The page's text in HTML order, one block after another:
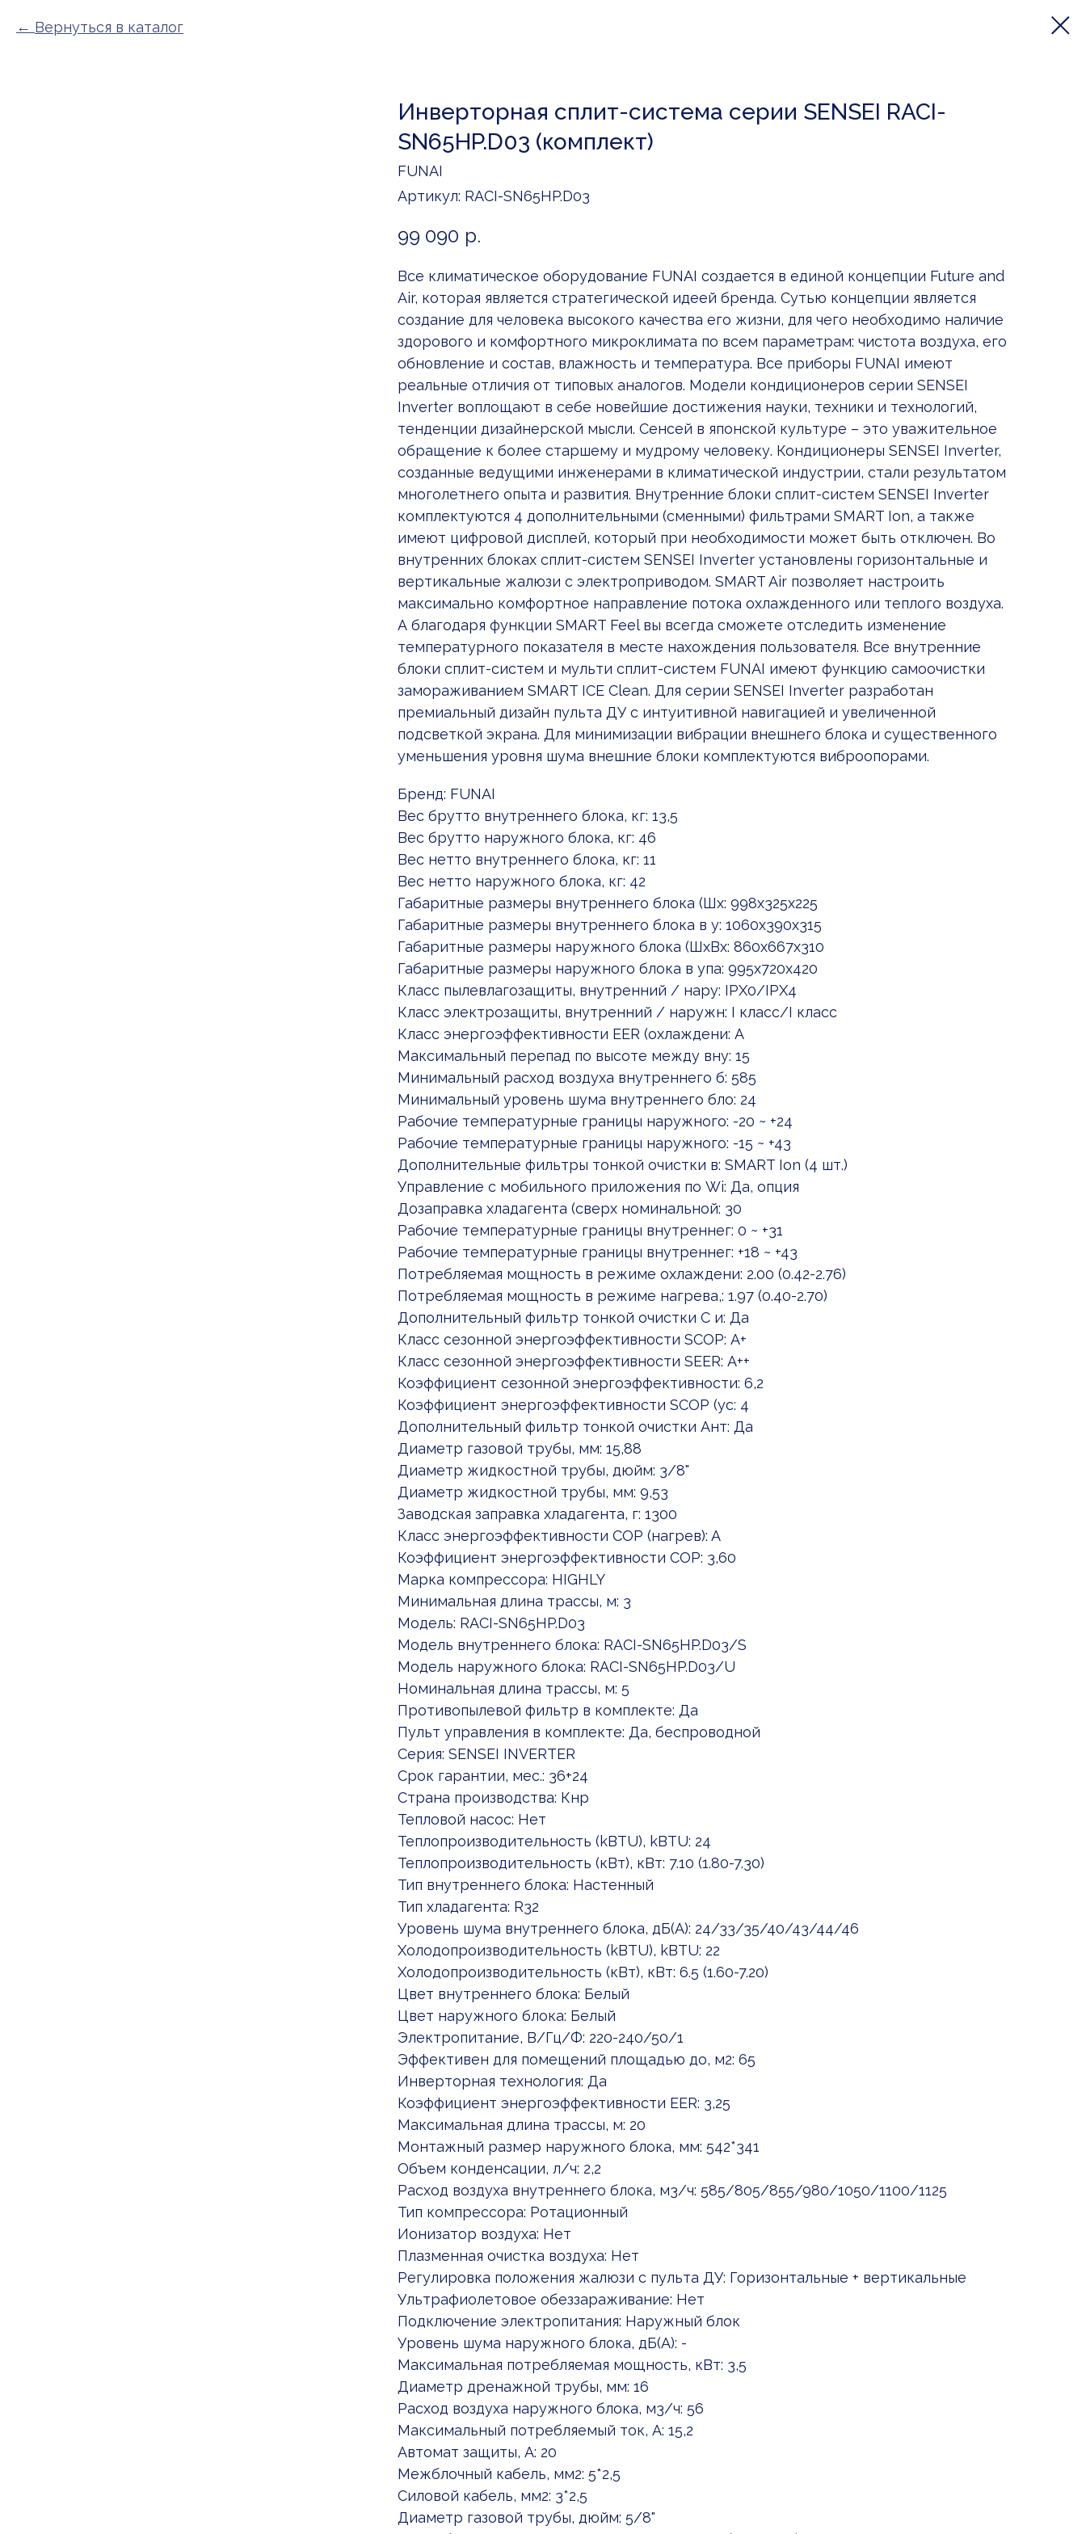
Вернуться в каталог
Инверторная сплит-система серии SENSEI RACI-
SN65HP.D03 (комплект)
FUNAI
Артикул: RACI-SN65HP.D03
99 090 р.
Все климатическое оборудование FUNAI создается в единой концепции Future and
Air, которая является стратегической идеей бренда. Сутью концепции является
создание для человека высокого качества его жизни, для чего необходимо наличие
здорового и комфортного микроклимата по всем параметрам: чистота воздуха, его
обновление и состав, влажность и температура. Все приборы FUNAI имеют
реальные отличия от типовых аналогов. Модели кондиционеров серии SENSEI
Inverter воплощают в себе новейшие достижения науки, техники и технологий,
тенденции дизайнерской мысли. Сенсей в японской культуре – это уважительное
обращение к более старшему и мудрому человеку. Кондиционеры SENSEI Inverter,
созданные ведущими инженерами в климатической индустрии, стали результатом
многолетнего опыта и развития. Внутренние блоки сплит-систем SENSEI Inverter
комплектуются 4 дополнительными (сменными) фильтрами SMART Ion, а также
имеют цифровой дисплей, который при необходимости может быть отключен. Во
внутренних блоках сплит-систем SENSEI Inverter установлены горизонтальные и
вертикальные жалюзи с электроприводом. SMART Air позволяет настроить
максимально комфортное направление потока охлажденного или теплого воздуха.
А благодаря функции SMART Feel вы всегда сможете отследить изменение
температурного показателя в месте нахождения пользователя. Все внутренние
блоки сплит-систем и мульти сплит-систем FUNAI имеют функцию самоочистки
замораживанием SMART ICE Clean. Для серии SENSEI Inverter разработан
премиальный дизайн пульта ДУ с интуитивной навигацией и увеличенной
подсветкой экрана. Для минимизации вибрации внешнего блока и существенного
уменьшения уровня шума внешние блоки комплектуются виброопорами.
Бренд: FUNAI
Вес брутто внутреннего блока, кг: 13,5
Вес брутто наружного блока, кг: 46
Вес нетто внутреннего блока, кг: 11
Вес нетто наружного блока, кг: 42
Габаритные размеры внутреннего блока (Шx: 998x325x225
Габаритные размеры внутреннего блока в у: 1060x390x315
Габаритные размеры наружного блока (ШxВx: 860x667x310
Габаритные размеры наружного блока в упа: 995x720x420
Класс пылевлагозащиты, внутренний / нару: IPX0/IPX4
Класс электрозащиты, внутренний / наружн: I класс/I класс
Класс энергоэффективности EER (охлаждени: A
Максимальный перепад по высоте между вну: 15
Минимальный расход воздуха внутреннего б: 585
Минимальный уровень шума внутреннего бло: 24
Рабочие температурные границы наружного: -20 ~ +24
Рабочие температурные границы наружного: -15 ~ +43
Дополнительные фильтры тонкой очистки в: SMART Ion (4 шт.)
Управление c мобильного приложения по Wi: Да, опция
Дозаправка хладагента (сверх номинальной: 30
Рабочие температурные границы внутреннег: 0 ~ +31
Рабочие температурные границы внутреннег: +18 ~ +43
Потребляемая мощность в режиме охлаждени: 2.00 (0.42-2.76)
Потребляемая мощность в режиме нагрева,: 1.97 (0.40-2.70)
Дополнительный фильтр тонкой очистки С и: Да
Класс сезонной энергоэффективности SCOP: А+
Класс сезонной энергоэффективности SEER: А++
Коэффициент сезонной энергоэффективности: 6,2
Коэффициент энергоэффективности SCOP (ус: 4
Дополнительный фильтр тонкой очистки Ант: Да
Диаметр газовой трубы, мм: 15,88
Диаметр жидкостной трубы, дюйм: 3/8"
Диаметр жидкостной трубы, мм: 9,53
Заводская заправка хладагента, г: 1300
Класс энергоэффективности COP (нагрев): A
Коэффициент энергоэффективности COP: 3,60
Марка компрессора: HIGHLY
Минимальная длина трассы, м: 3
Модель: RACI-SN65HP.D03
Модель внутреннего блока: RACI-SN65HP.D03/S
Модель наружного блока: RACI-SN65HP.D03/U
Номинальная длина трассы, м: 5
Противопылевой фильтр в комплекте: Да
Пульт управления в комплекте: Да, беспроводной
Серия: SENSEI INVERTER
Срок гарантии, мес.: 36+24
Страна производства: Кнр
Тепловой насос: Нет
Теплопроизводительность (kBTU), kBTU: 24
Теплопроизводительность (кВт), кВт: 7.10 (1.80-7.30)
Тип внутреннего блока: Настенный
Тип хладагента: R32
Уровень шума внутреннего блока, дБ(А): 24/33/35/40/43/44/46
Холодопроизводительность (kBTU), kBTU: 22
Холодопроизводительность (кВт), кВт: 6.5 (1.60-7.20)
Цвет внутреннего блока: Белый
Цвет наружного блока: Белый
Электропитание, В/Гц/Ф: 220-240/50/1
Эффективен для помещений площадью до, м2: 65
Инверторная технология: Да
Коэффициент энергоэффективности EER: 3,25
Максимальная длина трассы, м: 20
Монтажный размер наружного блока, мм: 542*341
Объем конденсации, л/ч: 2,2
Расход воздуха внутреннего блока, м3/ч: 585/805/855/980/1050/1100/1125
Тип компрессора: Ротационный
Ионизатор воздуха: Нет
Плазменная очистка воздуха: Нет
Регулировка положения жалюзи с пульта ДУ: Горизонтальные + вертикальные
Ультрафиолетовое обеззараживание: Нет
Подключение электропитания: Наружный блок
Уровень шума наружного блока, дБ(А): -
Максимальная потребляемая мощность, кВт: 3,5
Диаметр дренажной трубы, мм: 16
Расход воздуха наружного блока, м3/ч: 56
Максимальный потребляемый ток, А: 15,2
Автомат защиты, А: 20
Межблочный кабель, мм2: 5*2,5
Силовой кабель, мм2: 3*2,5
Диаметр газовой трубы, дюйм: 5/8"